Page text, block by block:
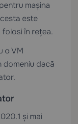
mașina
este
folosi în rețea.
o VM
domeniu dacă
și mai